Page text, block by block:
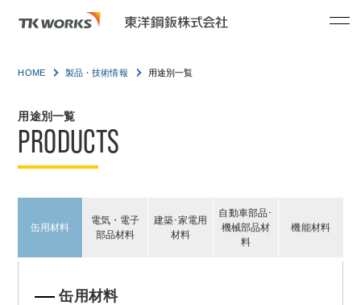
HOME 製品・技術情報 用途別一覧
PRODUCTS
用途別一覧
缶用材料
電気・電子
部品材料
建築･家電用
材料
自動車部品･
機械部品材
料
機能材料
缶用材料